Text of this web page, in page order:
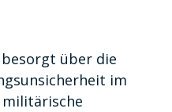
über die
im